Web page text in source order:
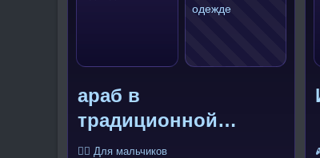
араб в
традиционной
одежде
🧍‍♂️ Для мальчиков